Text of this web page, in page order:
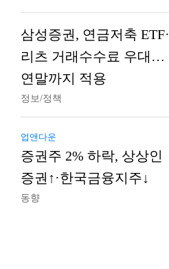
삼성증권, 연금저축 ETF·
리츠 거래수수료 우대…
연말까지 적용
정보/정책
업앤다운
증권주 2% 하락, 상상인
증권↑·한국금융지주↓
동향